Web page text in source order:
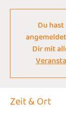
Du
Dir mit
Zeit & Ort